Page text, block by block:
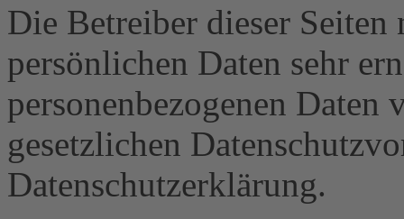
Die Betreiber dieser Seiten
persönlichen Daten sehr
personenbezogenen Daten
gesetzlichen
Datenschutzerklärung.